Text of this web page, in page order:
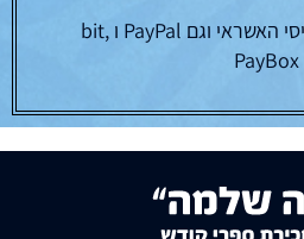
עובדים עם כל כרטיסי האשראי וגם PayPal ו bit,
PayBox